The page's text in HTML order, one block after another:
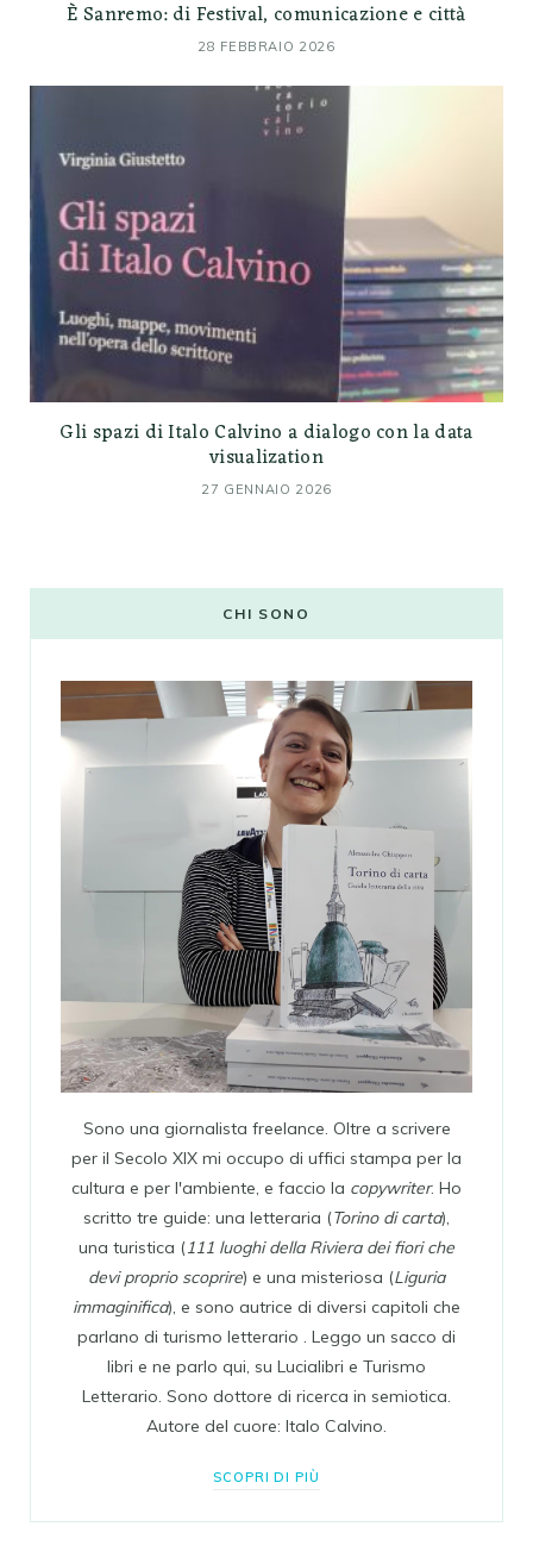
È Sanremo: di Festival, comunicazione e città
28 FEBBRAIO 2026
Gli spazi di Italo Calvino a dialogo con la data
visualization
27 GENNAIO 2026
CHI SONO
Sono una giornalista freelance. Oltre a scrivere
per il Secolo XIX mi occupo di uffici stampa per la
cultura e per l'ambiente, e faccio la copywriter. Ho
scritto tre guide: una letteraria (Torino di carta),
una turistica (111 luoghi della Riviera dei fiori che
devi proprio scoprire) e una misteriosa (Liguria
immaginifica), e sono autrice di diversi capitoli che
parlano di turismo letterario . Leggo un sacco di
libri e ne parlo qui, su Lucialibri e Turismo
Letterario. Sono dottore di ricerca in semiotica.
Autore del cuore: Italo Calvino.
SCOPRI DI PIÙ